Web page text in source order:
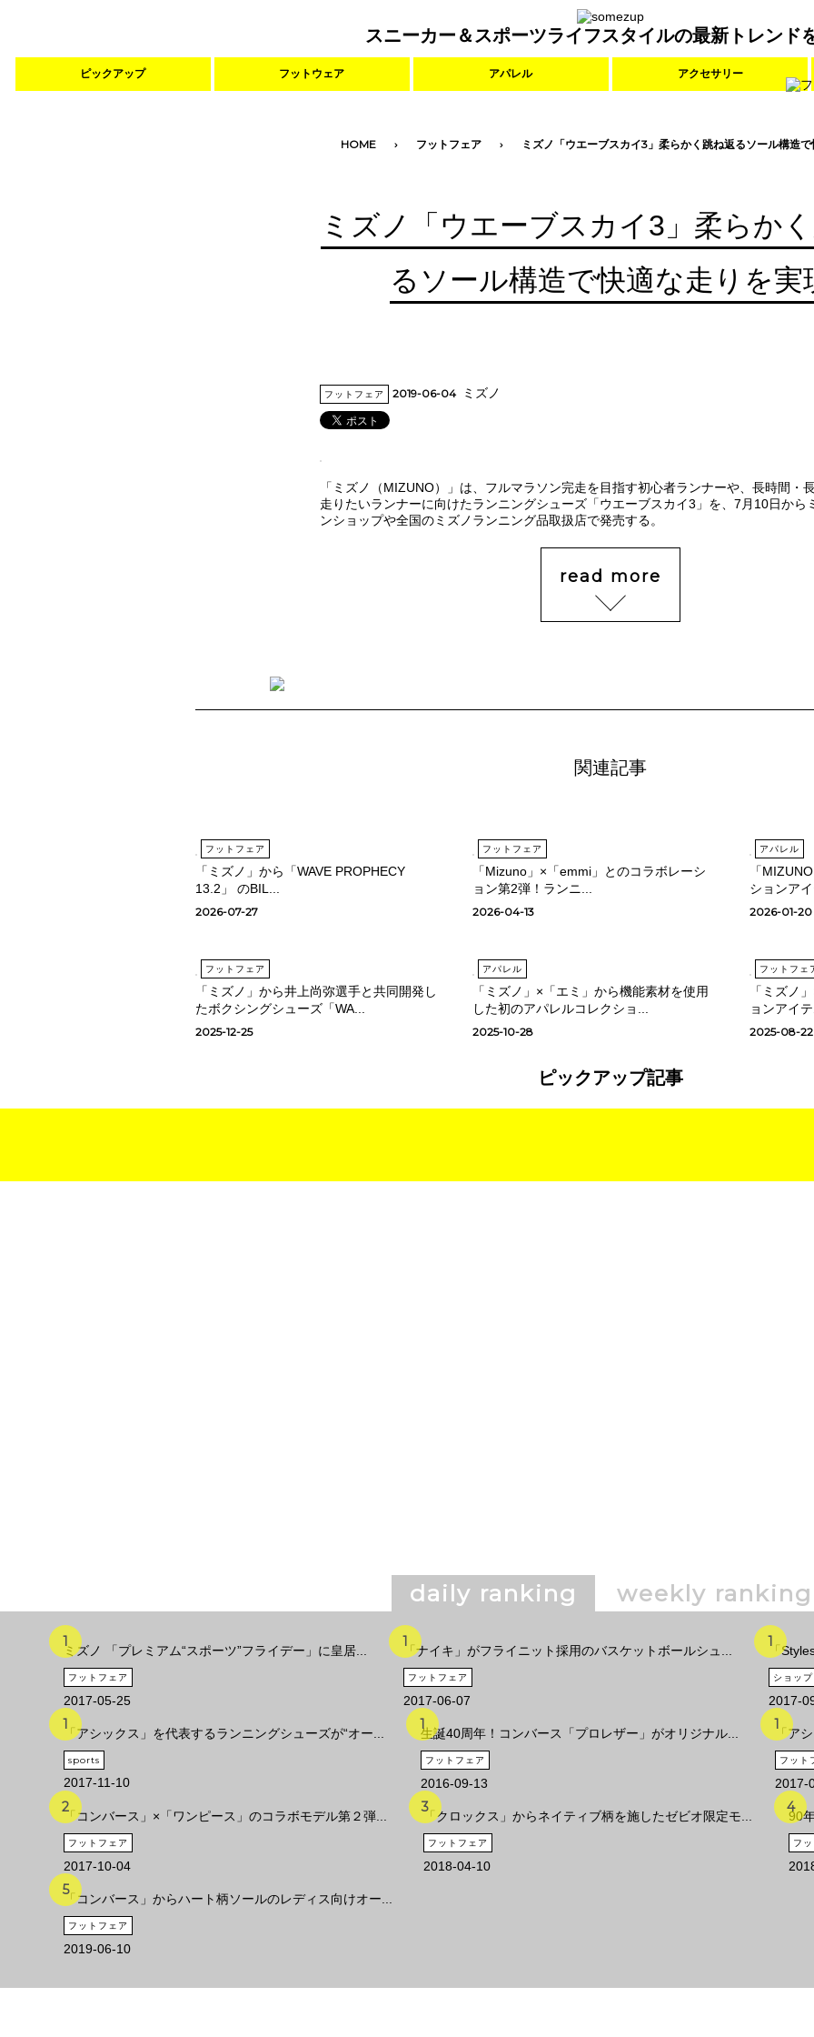
スニーカー＆スポーツライフスタイルの最新トレンド
ピックアップ フットウェア アパレル アクセサリー
HOME フットフェア ミズノ「ウエーブスカイ3」柔らかく跳ね返るソール構造
ミズノ「ウエーブスカイ3」柔らか
るソール構造で快適な走りを実
フットフェア 2019-06-04 ミズノ
「ミズノ（MIZUNO）」は、フルマラソン完走を目指す初心者ランナーや、長時間・
走りたいランナーに向けたランニングシューズ「ウエーブスカイ3」を、7月10日から
ンショップや全国のミズノランニング品取扱店で発売する。
read more
関連記事
フットフェア
「ミズノ」から「WAVE PROPHECY
13.2」 のBIL...
2026-07-27
フットフェア
「Mizuno」×「emmi」とのコラボレーシ
ョン第2弾！ランニ...
2026-04-13
アパレル
「
ションアイ
2026-01-20
フットフェア
「ミズノ」から井上尚弥選手と共同開発し
たボクシングシューズ「WA...
2025-12-25
アパレル
「ミズノ」×「エミ」から機能素材を使用
した初のアパレルコレクショ...
2025-10-28
フットフェ
「ミズノ
ョンアイ
2025-08-22
ピックアップ記事
daily ranking weekly ranking
ミズノ 「プレミアム“スポーツ”フライデー」に皇居...
フットフェア
2017-05-25
「ナイキ」がフライニット採用のバスケットボールシュ...
フットフェア
2017-06-07
「
ショップ
2017-
「アシックス」を代表するランニングシューズが“オー...
sports
2017-11-10
生誕40周年！コンバース「プロレザー」がオリジナル...
フットフェア
2016-09-13
「ア
フット
2017-
「コンバース」×「ワンピース」のコラボモデル第２弾...
フットフェア
2017-10-04
「クロックス」からネイティブ柄を施したゼビオ限定モ...
フットフェア
2018-04-10
90
フ
「コンバース」からハート柄ソールのレディス向けオー...
フットフェア
2019-06-10